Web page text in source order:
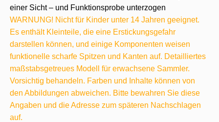
einer Sicht – und Funktionsprobe unterzogen
WARNUNG! Nicht für Kinder unter 14 Jahren geeignet.
Es enthält Kleinteile, die eine Erstickungsgefahr
darstellen können, und einige Komponenten weisen
funktionelle scharfe Spitzen und Kanten auf. Detailliertes
maßstabsgetreues Modell für erwachsene Sammler.
Vorsichtig behandeln. Farben und Inhalte können von
den Abbildungen abweichen. Bitte bewahren Sie diese
Angaben und die Adresse zum späteren Nachschlagen
auf.